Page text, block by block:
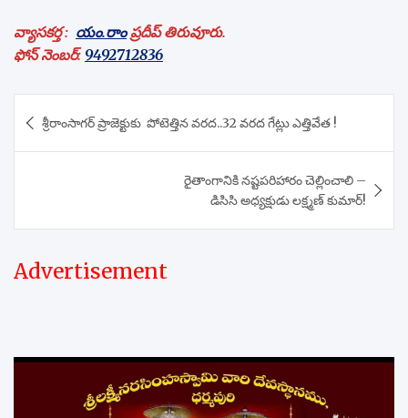
వ్యాసకర్త : యం.రాంప్రదీప్ తిరువూరు.
ఫోన్ నెంబర్: 9492712836
navigation
శ్రీరాంసాగర్ ప్రాజెక్టుకు పోటెత్తిన వరద..32 వరద గేట్లు ఎత్తివేత !
రైతాంగానికి నష్టపరిహారం చెల్లించాలి –
డిసిసి అధ్యక్షుడు లక్ష్మణ్ కుమార్!
Advertisement